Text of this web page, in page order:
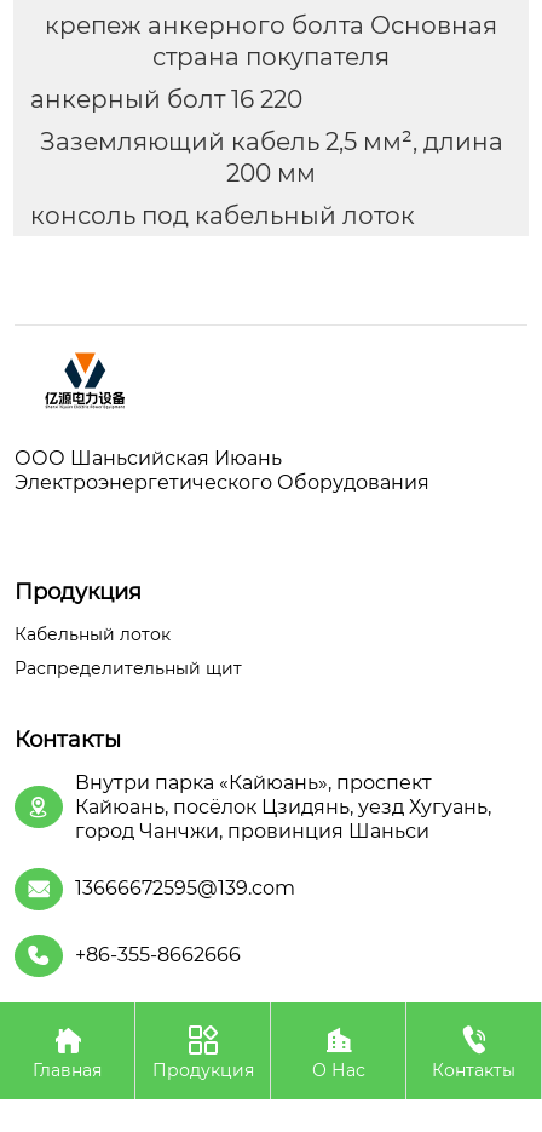
крепеж анкерного болта Основная
страна покупателя
анкерный болт 16 220
Заземляющий кабель 2,5 мм², длина
200 мм
консоль под кабельный лоток
ООО Шаньсийская Июань
Электроэнергетического Оборудования
Продукция
Кабельный лоток
Распределительный щит
Контакты

Внутри парка «Кайюань», проспект
Кайюань, посёлок Цзидянь, уезд Хугуань,
город Чанчжи, провинция Шаньси
 13666672595@139.com
 +86-355-8662666
Авторское право©ООО Шаньсийская Июань
Электроэнергетического Оборудования

Главная

Продукция

О Нас

Контакты